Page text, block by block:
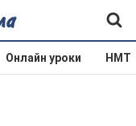
Онлайн уроки НМТ